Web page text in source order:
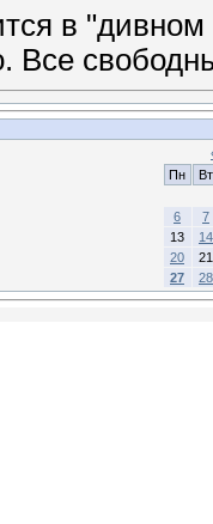
в
Все
Пн
Вт
6
7
13
14
20
21
27
28